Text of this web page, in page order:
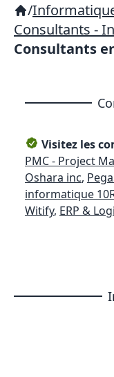
/
Consultants -
Consultants
Visitez les
PMC - Project
Oshara inc,
informatique
Witify, ERP &